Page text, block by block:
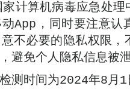
计算机病毒应急处
App，同时要注意认
不必要的隐私权限
避免个人隐私信息被
测时间为2024年8月